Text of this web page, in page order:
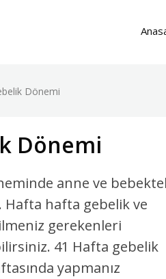
Dönemi
Dönemi
anne ve
hafta gebelik ve
gerekenleri
41 Hafta gebelik
yapmanız